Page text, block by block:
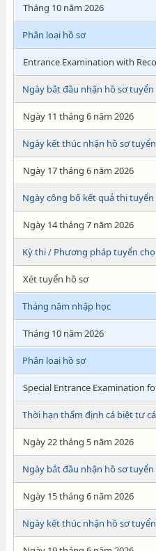
Tháng 10 năm 2026
Phân loại hồ sơ
Entrance Examination with
Ngày bắt đầu nhận hồ sơ tuyển
Ngày 11 tháng 6 năm 2026
Ngày kết thúc nhận hồ sơ
Ngày 17 tháng 6 năm 2026
Ngày công bố kết quả thi tuyển
Ngày 14 tháng 7 năm 2026
Kỳ thi / Phương pháp tuyển
Xét tuyển hồ sơ
Tháng năm nhập học
Tháng 10 năm 2026
Phân loại hồ sơ
Special Entrance Examination
Thời hạn thẩm định cá biệt tư
Ngày 22 tháng 5 năm 2026
Ngày bắt đầu nhận hồ sơ tuyển
Ngày 15 tháng 6 năm 2026
Ngày kết thúc nhận hồ sơ